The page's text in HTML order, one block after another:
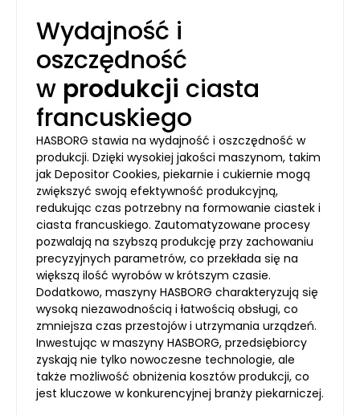
Wydajność i
oszczędność
w produkcji ciasta
francuskiego
HASBORG stawia na wydajność i oszczędność w
produkcji. Dzięki wysokiej jakości maszynom, takim
jak Depositor Cookies, piekarnie i cukiernie mogą
zwiększyć swoją efektywność produkcyjną,
redukując czas potrzebny na formowanie ciastek i
ciasta francuskiego. Zautomatyzowane procesy
pozwalają na szybszą produkcję przy zachowaniu
precyzyjnych parametrów, co przekłada się na
większą ilość wyrobów w krótszym czasie.
Dodatkowo, maszyny HASBORG charakteryzują się
wysoką niezawodnością i łatwością obsługi, co
zmniejsza czas przestojów i utrzymania urządzeń.
Inwestując w maszyny HASBORG, przedsiębiorcy
zyskają nie tylko nowoczesne technologie, ale
także możliwość obniżenia kosztów produkcji, co
jest kluczowe w konkurencyjnej branży piekarniczej.